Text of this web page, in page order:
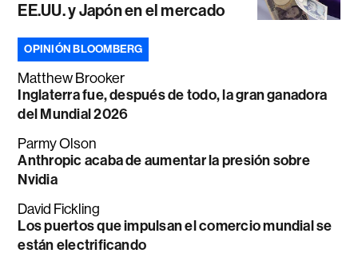
EE.UU. y Japón en el mercado
OPINIÓN BLOOMBERG
Matthew Brooker
Inglaterra fue, después de todo, la gran ganadora
del Mundial 2026
Parmy Olson
Anthropic acaba de aumentar la presión sobre
Nvidia
David Fickling
Los puertos que impulsan el comercio mundial se
están electrificando